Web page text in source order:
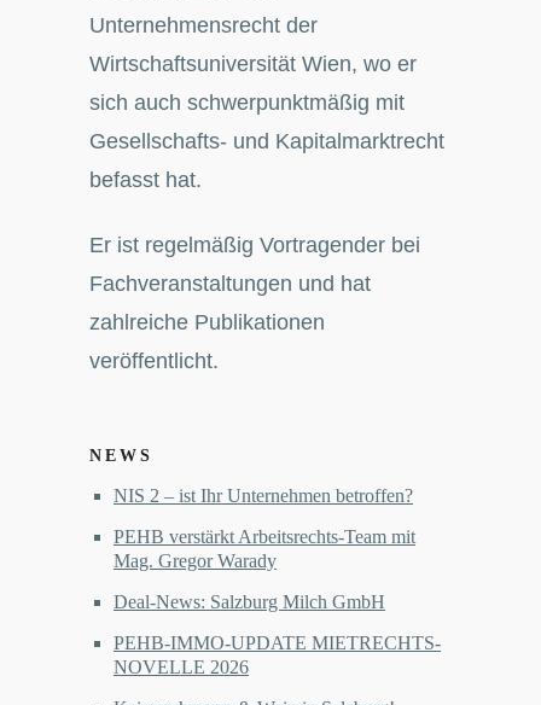
Unternehmensrecht der
Wirtschaftsuniversität Wien, wo er
sich auch schwerpunktmäßig mit
Gesellschafts- und Kapitalmarktrecht
befasst hat.
Er ist regelmäßig Vortragender bei
Fachveranstaltungen und hat
zahlreiche Publikationen
veröffentlicht.
NEWS
NIS 2 – ist Ihr Unternehmen betroffen?
PEHB verstärkt Arbeitsrechts-Team mit
Mag. Gregor Warady
Deal-News: Salzburg Milch GmbH
PEHB-IMMO-UPDATE MIETRECHTS-
NOVELLE 2026